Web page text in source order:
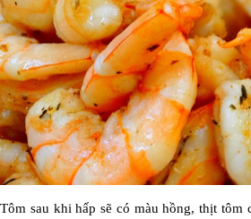
Tôm sau khi hấp sẽ có màu hồng, thịt tôm